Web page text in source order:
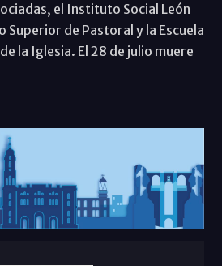
el Instituto Social León
de Pastoral y la Escuela
la Iglesia. El 28 de julio muere